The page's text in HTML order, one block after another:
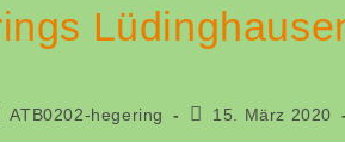
ATB0202-hegering 15. März 2020